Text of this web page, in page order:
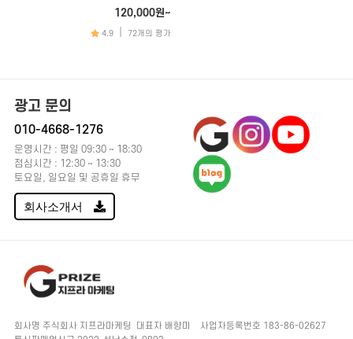
기타 마케팅
120,000원~
4.9 72개의 평가
광고 문의
010-4668-1276
운영시간 : 평일 09:30 ~ 18:30
점심시간 : 12:30 ~ 13:30
토요일, 일요일 및 공휴일 휴무
회사소개서
회사명 주식회사 지프라마케팅 대표자 배향미 사업자등록번호 183-86-02627